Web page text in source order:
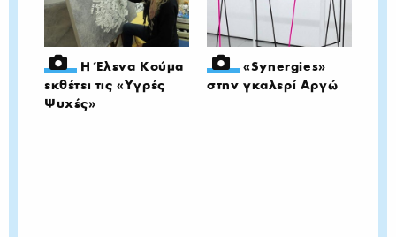
Η Έλενα Κούμα
εκθέτει τις «Υγρές
Ψυχές»
«Synergies»
στην γκαλερί Αργώ